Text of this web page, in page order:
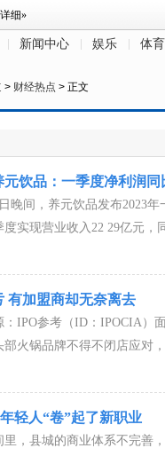
新闻中心 娱乐 体育
> 财经热点 > 正文
饮品：一季度净利润同
晚间，养元饮品发布2023年
实现营业收入22 29亿元，
有加盟商却无奈离去
：IPO参考（ID：IPOCIA）
部火锅品牌不得不闭店应对
轻人“卷”起了新职业
里，县城的商业体系不完善